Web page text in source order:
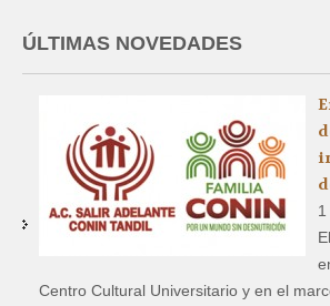
ÚLTIMAS NOVEDADES
Centro Cultural Universitario y en el